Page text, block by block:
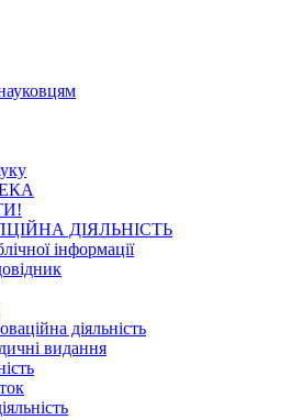
ДІЯЛЬНІСТЬ
інформації
діяльність
видання